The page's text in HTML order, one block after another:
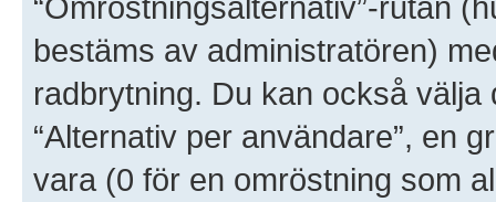
bestäms av administratören)
radbrytning. Du kan också
“Alternativ per användare”, en
vara (0 för en omröstning som